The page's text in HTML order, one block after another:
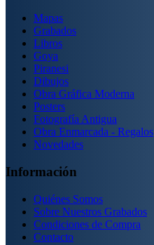
Mapas
Grabados
Libros
Goya
Piranesi
Dibujos
Obra Gráfica Moderna
Posters
Fotografía Antigua
Obra Enmarcada - Regalos
Novedades
Información
Quiénes Somos
Sobre Nuestros Grabados
Condiciones de Compra
Contacto